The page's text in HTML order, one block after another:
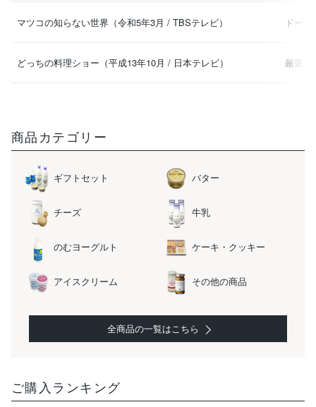
商品カテゴリー
ギフトセット バター
チーズ 牛乳
のむヨーグルト ケーキ・クッキー
アイスクリーム その他の商品
全商品の一覧はこちら
ご購入ランキング
マツコの知らない世界（令和5年3月 / TBSテレビ） ドー
どっちの料理ショー（平成13年10月 / 日本テレビ） 厳選素